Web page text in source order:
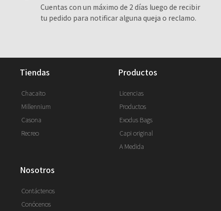
Cuentas con un máximo de 2 días luego de recibir
tu pedido para notificar alguna queja o reclamo.
tiendas
Chacaito
Millennium
Casona
Recreo
productos
Licencias
Productos
Exodus Bags
Capi original
A Medida
nosotros
Contáctenos
Conócenos